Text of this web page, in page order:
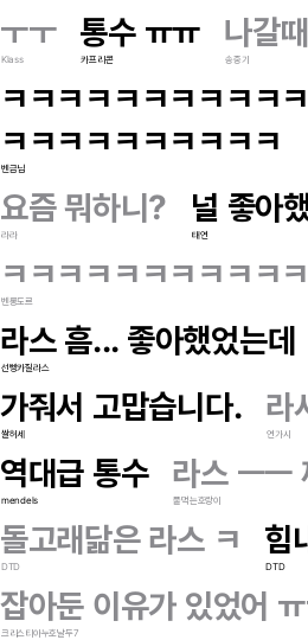
ㅜㅜ
Klass
통수 ㅠㅠ
카프리콘
나갈
송중기
ㅋㅋㅋㅋㅋㅋㅋㅋㅋㅋ
ㅋㅋㅋㅋㅋㅋㅋㅋㅋㅋ
벤금님
요즘 뭐하니?
라라
널 좋아
태연
ㅋㅋㅋㅋㅋㅋㅋㅋㅋㅋ
벤롱도르
라스 흠... 좋아했었는데
선빵카질라스
가줘서 고맙습니다.
쌀허세
라
연가시
역대급 통수
mendels
라스 ㅡㅡ
풀먹는호랑이
돌고래닮은 라스 ㅋ
DTD
힘
DTD
잡아둔 이유가 있었어
크리스티아누호날두7